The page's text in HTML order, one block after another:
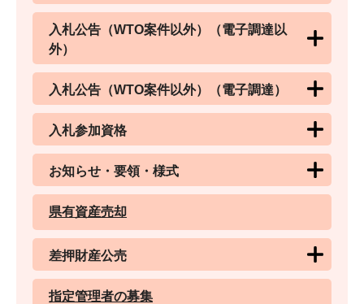
入札公告（WTO案件以外）（電子調達以
外）
入札公告（WTO案件以外）（電子調達）
入札参加資格
お知らせ・要領・様式
県有資産売却
差押財産公売
指定管理者の募集